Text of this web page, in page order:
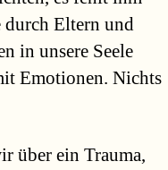
durch Eltern und
in unsere Seele
Emotionen. Nichts
über ein Trauma,